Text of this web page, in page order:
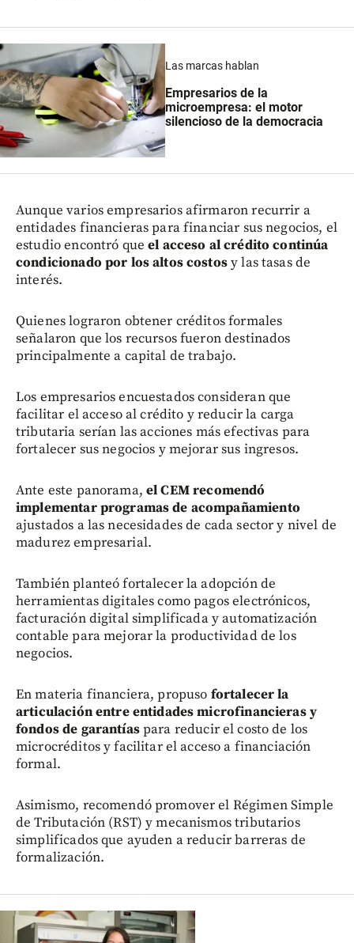
Las marcas hablan
Empresarios de la
microempresa: el motor
silencioso de la democracia
Aunque varios empresarios afirmaron recurrir a
entidades financieras para financiar sus negocios, el
estudio encontró que el acceso al crédito continúa
condicionado por los altos costosy las tasas de
interés.
Quienes lograron obtener créditos formales
señalaron que los recursos fueron destinados
principalmente a capital de trabajo.
Los empresarios encuestados consideran que
facilitar el acceso al crédito y reducir la carga
tributaria serían las acciones más efectivas para
fortalecer sus negocios y mejorar sus ingresos.
Ante este panorama, el CEM recomendó
implementar programas de acompañamiento
ajustados a las necesidades de cada sector y nivel de
madurez empresarial.
También planteó fortalecer la adopción de
herramientas digitales como pagos electrónicos,
facturación digital simplificada y automatización
contable para mejorar la productividad de los
negocios.
En materia financiera, propuso fortalecer la
articulación entre entidades microfinancieras y
fondos de garantíaspara reducir el costo de los
microcréditos y facilitar el acceso a financiación
formal.
Asimismo, recomendó promover el Régimen Simple
de Tributación (RST) y mecanismos tributarios
simplificados que ayuden a reducir barreras de
formalización.